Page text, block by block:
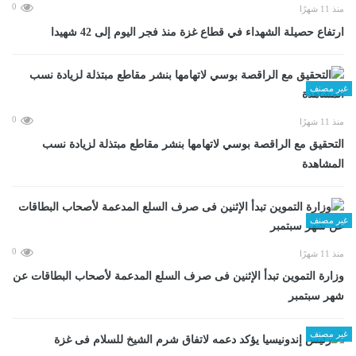
منذ 11 شهرًا 0
ارتفاع حصيلة الشهداء في قطاع غزة منذ فجر اليوم إلى 42 شهيدا
غير مصنف
منذ 11 شهرًا 0
التحقيق مع الراقصة بوسي لاتهامها بنشر مقاطع مبتذلة لزيادة نسب
المشاهدة
غير مصنف
منذ 11 شهرًا 0
وزارة التموين تبدأ الإثنين فى صرف السلع المدعمة لأصحاب البطاقات عن
شهر سبتمبر
غير مصنف